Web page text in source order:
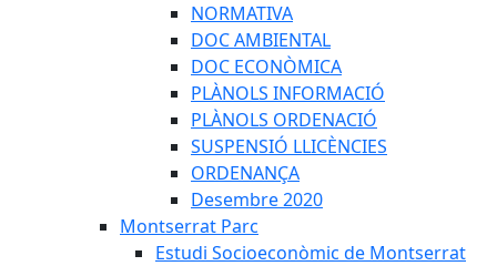
NORMATIVA
DOC AMBIENTAL
DOC ECONÒMICA
PLÀNOLS INFORMACIÓ
PLÀNOLS ORDENACIÓ
SUSPENSIÓ LLICÈNCIES
ORDENANÇA
Desembre 2020
Montserrat Parc
Estudi Socioeconòmic de Montserrat